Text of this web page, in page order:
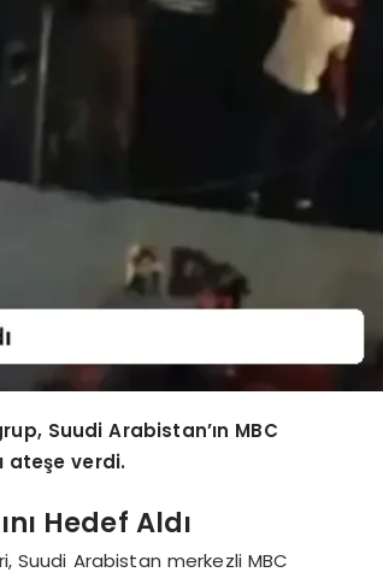
Suudi Arabistan’ın MBC
ateşe verdi.
Hedef Aldı
Suudi Arabistan merkezli MBC